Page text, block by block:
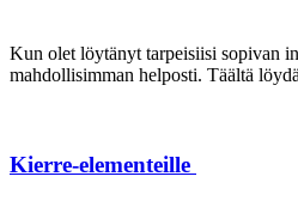
Kun olet löytänyt tarpeisiisi sopivan
mahdollisimman helposti. Täältä
Kierre-elementeille